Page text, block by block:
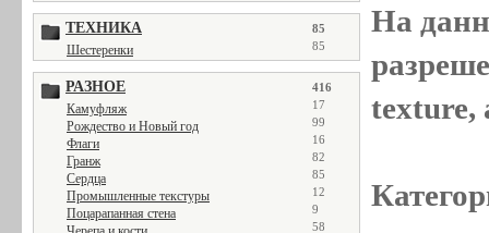
ТЕХНИКА 85
Шестеренки 85
РАЗНОЕ 416
Камуфляж 17
Рождество и Новый год 99
Флаги 16
Гранж 82
Сердца 85
Промышленные текстуры 12
Поцарапанная стена 9
58
На
texture,